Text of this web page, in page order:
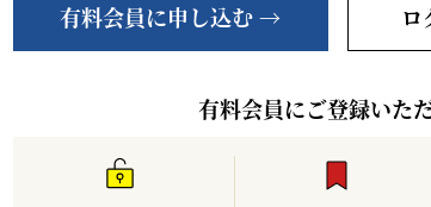
有料会員に申し込む → ロ
有料会員にご登録いた